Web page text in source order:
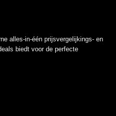
alles-in-één prijsvergelijkings- en
biedt voor de perfecte